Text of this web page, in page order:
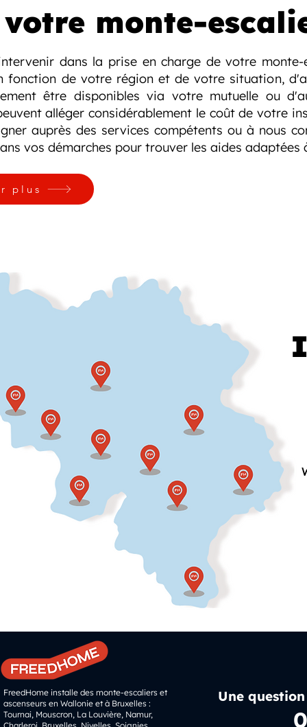
monte-
dans la prise en charge de votre monte-
fonction de votre région et de votre situation,
être disponibles via votre mutuelle ou
alléger considérablement le coût de votre
auprès des services compétents ou à nous
vos démarches pour trouver les aides adaptées
plus
FreedHome installe des monte-escaliers et
ascenseurs en Wallonie et à Bruxelles :
Tournai, Mouscron, La Louvière, Namur,
Une